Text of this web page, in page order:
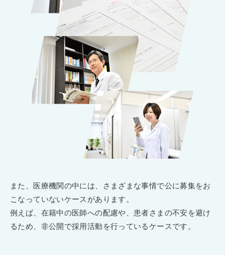
また、医療機関の中には、さまざまな事情で公に募集をお
こなっていないケースがあります。
例えば、在籍中の医師への配慮や、患者さまの不安を避け
るため、非公開で採用活動を行っているケースです。